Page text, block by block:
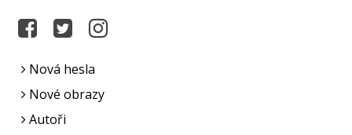
Nová hesla
Nové obrazy
Autoři